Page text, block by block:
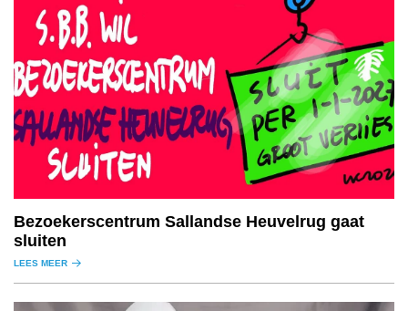
Bezoekerscentrum Sallandse Heuvelrug gaat
sluiten
LEES MEER